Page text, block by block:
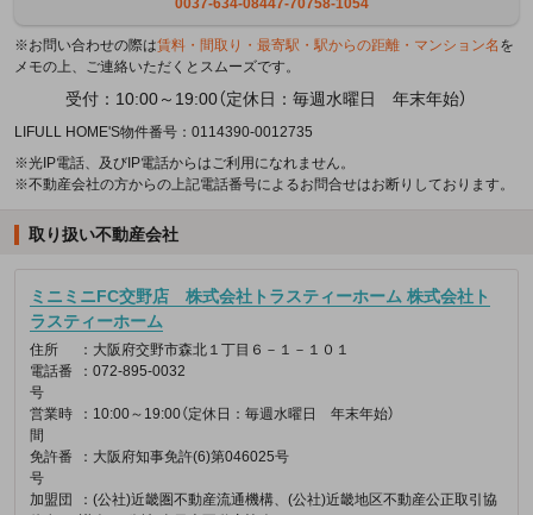
※お問い合わせの際は賃料・間取り・最寄駅・駅からの距離・マンション名 を
メモの上、ご連絡いただくとスムーズです。
受付：10:00～19:00（定休日：毎週水曜日 年末年始）
LIFULL HOME'S物件番号：0114390-0012735
※光IP電話、及びIP電話からはご利用になれません。
※不動産会社の方からの上記電話番号によるお問合せはお断りしております。
取り扱い不動産会社
ミニミニFC交野店 株式会社トラスティーホーム 株式会社ト
ラスティーホーム
住所
：大阪府交野市森北１丁目６－１－１０１
電話番
号
：072-895-0032
営業時
間
：10:00～19:00（定休日：毎週水曜日 年末年始）
免許番
号
：大阪府知事免許(6)第046025号
加盟団
：(公社)近畿圏不動産流通機構、(公社)近畿地区不動産公正取引協